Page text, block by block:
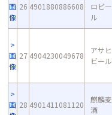
画
像
26 4901880886608
ロビー
ル
画
像
27 4904230049678
アサヒ
ビール
画 28 4901411081120
麒麟麦
酒